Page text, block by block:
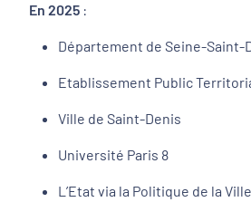
En 2025 :
Département de Seine-Saint-
Etablissement Public
Ville de Saint-Denis
Université Paris 8
L’Etat via la Politique de la